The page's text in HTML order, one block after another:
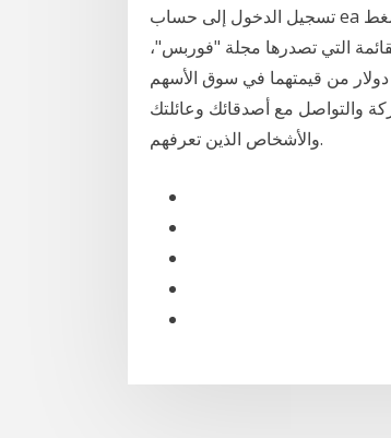
تسجيل الدخول إلى حساب ea الخاص بك. إذا لم تنجح الخطوات الواردة في هذا المقال، فتواصل معنا بالضغط
التي تصدرها مجلة "فوربس"،
120 مليار دولار فيما فقد "ويلز فارجو" 100 مليار دولار من قيمتهما في سوق الأسهم
المشاركة والتواصل مع أصدقائك وعائلتك
والأشخاص الذين تعرفهم.